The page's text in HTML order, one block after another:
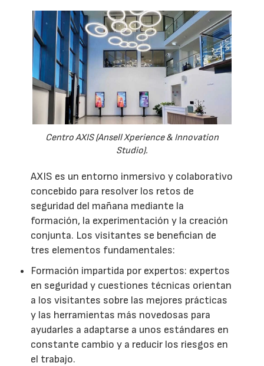
Centro AXIS (Ansell Xperience & Innovation
Studio).
AXIS es un entorno inmersivo y colaborativo
concebido para resolver los retos de
seguridad del mañana mediante la
formación, la experimentación y la creación
conjunta. Los visitantes se benefician de
tres elementos fundamentales:
Formación impartida por expertos: expertos
en seguridad y cuestiones técnicas orientan
a los visitantes sobre las mejores prácticas
y las herramientas más novedosas para
ayudarles a adaptarse a unos estándares en
constante cambio y a reducir los riesgos en
el trabajo.